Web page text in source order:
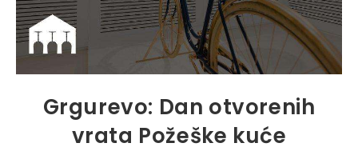
Grgurevo: Dan otvorenih
vrata Požeške kuće